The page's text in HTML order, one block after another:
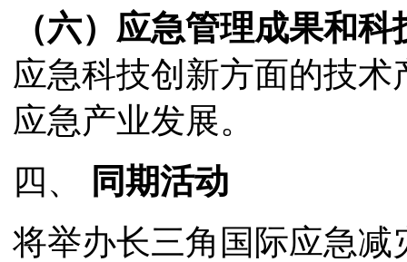
（六） 应急管理成果和科
应急科技创新方面的技
应急产业发展。
四、
同期活动
将举办长三角国际应急